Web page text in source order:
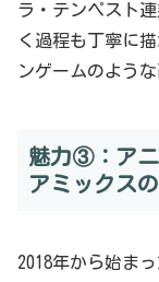
ラ・テンペスト
く過程も丁寧に
ンゲームのよう
魅力③：アニ
アミックス
2018年から始ま